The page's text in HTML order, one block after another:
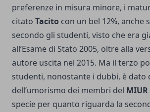
preferenze in misura minore, i
citato Tacito con un bel 12%, anche
secondo gli studenti, visto che era
all’Esame di Stato 2005, oltre alla
autore uscita nel 2015. Ma il terzo
studenti, nonostante i dubbi, è dato
dell’umorismo dei membri del MIUR
specie per quanto riguarda la